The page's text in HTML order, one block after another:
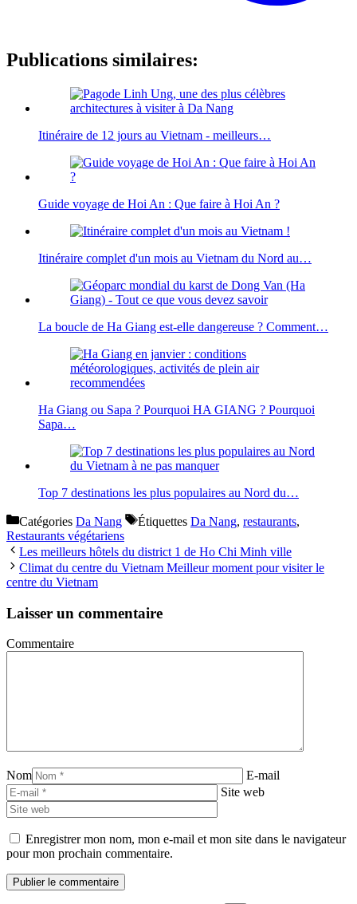
Publications similaires:
Itinéraire de 12 jours au Vietnam - meilleurs…
Guide voyage de Hoi An : Que faire à Hoi An ?
Itinéraire complet d'un mois au Vietnam du Nord au…
La boucle de Ha Giang est-elle dangereuse ? Comment…
Ha Giang ou Sapa ? Pourquoi HA GIANG ? Pourquoi
Sapa…
Top 7 destinations les plus populaires au Nord du…
Catégories Da Nang Étiquettes Da Nang, restaurants,
Restaurants végétariens
Les meilleurs hôtels du district 1 de Ho Chi Minh ville
Climat du centre du Vietnam Meilleur moment pour visiter le
centre du Vietnam
Laisser un commentaire
Commentaire
Nom
E-mail
Site web
Enregistrer mon nom, mon e-mail et mon site dans le navigateur
pour mon prochain commentaire.